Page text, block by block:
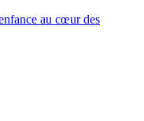
au cœur des